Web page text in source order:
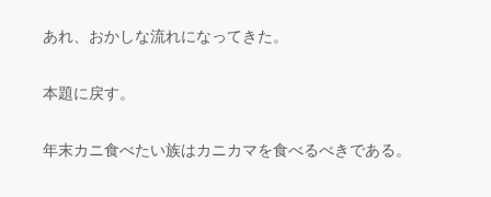
あれ、おかしな流れになってきた。
本題に戻す。
年末カニ食べたい族はカニカマを食べるべきである。